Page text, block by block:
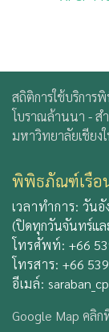
สถิติการใช้บริกา
โบราณล้านนา -ส
มหาวิทยาลัยเชียง
พิพิธภัณฑ์เรือ
เวลาทำการ: วันอั
(ปิดทุกวันจันทร์แ
โทรศัพท์: +66
โทรสาร: +66
อีเมล์:
Google Map คลิก